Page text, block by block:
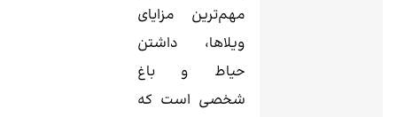
مهم‌ترین مزایای
ویلاها، داشتن
حیاط و باغ
شخصی است که